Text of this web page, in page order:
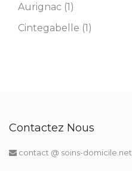
Aurignac (1)
Cintegabelle (1)
Contactez Nous
contact @ soins-domicile.net